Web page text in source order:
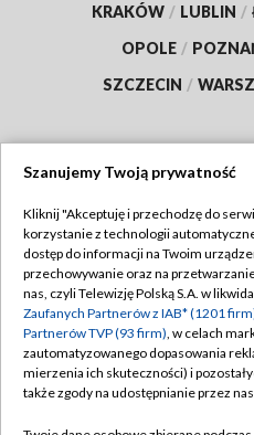
KRAKÓW / LUBLIN /
OPOLE /
SZCZECIN /
Abonament TVP
Emisja w TVP
Centrum informacji TVP
Naziemna Telewizja
Polityka
Moje
Szanujemy Twoją prywatność
Kliknij "Akceptuję i przechodzę do
korzystanie z technologii
dostęp do informacji na Twoim
przechowywanie oraz na
nas, czyli Telewizję Polską S.A. w
Zaufanych Partnerów z IAB* (1201
Partnerów TVP (93 firm), w celach
zautomatyzowanego dopasowania
mierzenia ich skuteczności) i
także zgody na udostępnianie przez